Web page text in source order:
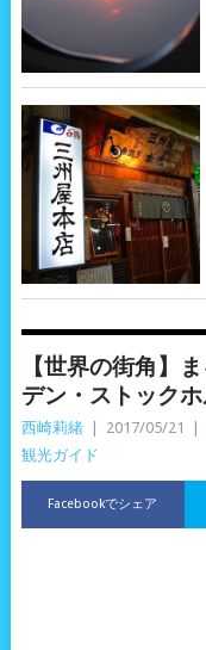
【世界の街角】
デン・ストック
西崎莉緒 2017/05/21
観光ガイド
Facebookでシェア